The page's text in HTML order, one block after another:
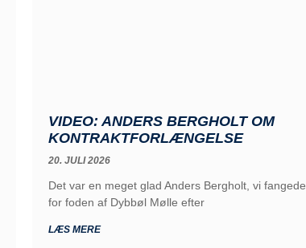
VIDEO: ANDERS BERGHOLT OM
KONTRAKTFORLÆNGELSE
20. JULI 2026
Det var en meget glad Anders Bergholt, vi fangede
for foden af Dybbøl Mølle efter
LÆS MERE